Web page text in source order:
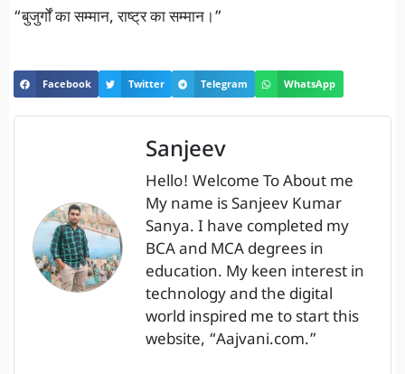
“बुजुर्गों का सम्मान, राष्ट्र का सम्मान।”
Facebook Twitter Telegram WhatsApp
Sanjeev
Hello! Welcome To About me
My name is Sanjeev Kumar
Sanya. I have completed my
BCA and MCA degrees in
education. My keen interest in
technology and the digital
world inspired me to start this
website, “Aajvani.com.”